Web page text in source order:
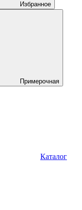
Избранное
Примерочная
Каталог